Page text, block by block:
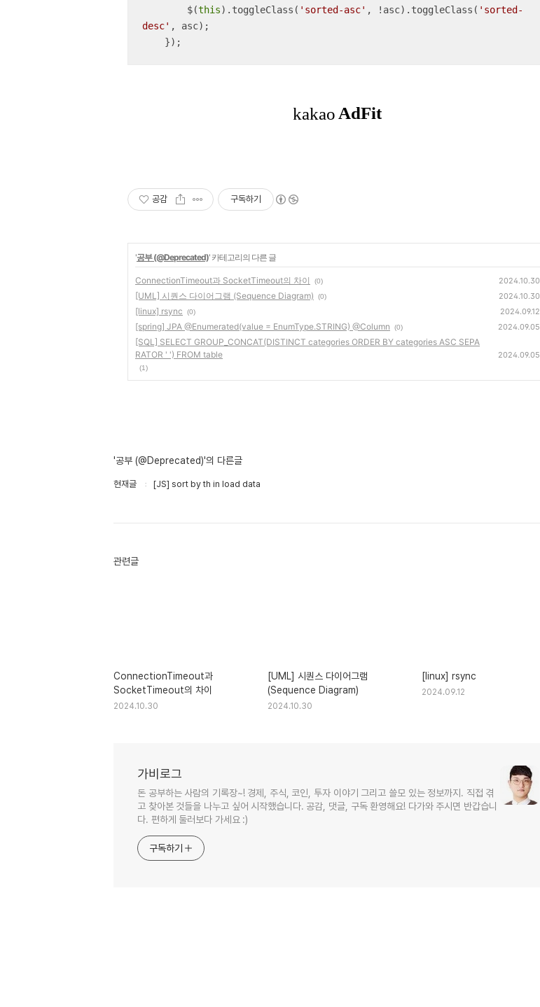
        $(
this).toggleClass( 'sorted-asc' , !asc).toggleClass( 'sorted-
desc' , asc);
    });
공감 구독하기
'공부 (@Deprecated)' 카테고리의 다른 글
ConnectionTimeout과 SocketTimeout의 차이 (0) 2024.10.30
[UML] 시퀀스 다이어그램 (Sequence Diagram) (0) 2024.10.30
[linux] rsync (0) 2024.09.12
[spring] JPA @Enumerated(value = EnumType.STRING) @Column (0) 2024.09.05
[SQL] SELECT GROUP_CONCAT(DISTINCT categories ORDER BY categories ASC SEPA
RATOR ' ') FROM table
(1)
2024.09.05
'공부 (@Deprecated)'의 다른글
현재글 [JS] sort by th in load data
관련글
ConnectionTimeout과
SocketTimeout의 차이
2024.10.30
[UML] 시퀀스 다이어그램
(Sequence Diagram)
2024.10.30
[linux] rsync
2024.09.12
가비로그
돈 공부하는 사람의 기록장~! 경제, 주식, 코인, 투자 이야기 그리고 쓸모 있는 정보까지. 직접 겪
고 찾아본 것들을 나누고 싶어 시작했습니다. 공감, 댓글, 구독 환영해요! 다가와 주시면 반갑습니
다. 편하게 둘러보다 가세요 :)
구독하기